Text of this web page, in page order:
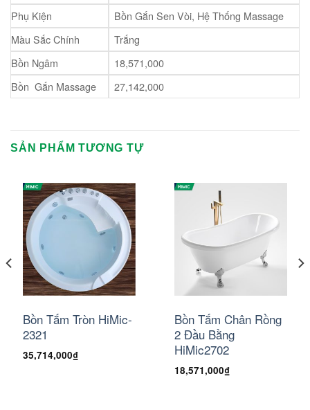
Phụ Kiện
Bồn Gắn Sen Vòi, Hệ Thống Massage
Màu Sắc Chính
Trắng
Bồn Ngâm
18,571,000
Bồn Gắn Massage
27,142,000
SẢN PHẨM TƯƠNG TỰ
Bồn Tắm Tròn HiMic-
2321
35,714,000₫
Bồn Tắm Chân Rồng
2 Đầu Bằng
HiMic2702
18,571,000₫